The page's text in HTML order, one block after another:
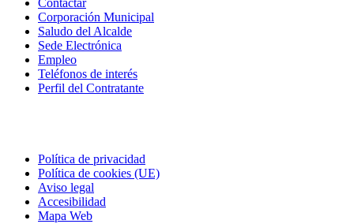
Contactar
Corporación Municipal
Saludo del Alcalde
Sede Electrónica
Empleo
Teléfonos de interés
Perfil del Contratante
Política de privacidad
Política de cookies (UE)
Aviso legal
Accesibilidad
Mapa Web